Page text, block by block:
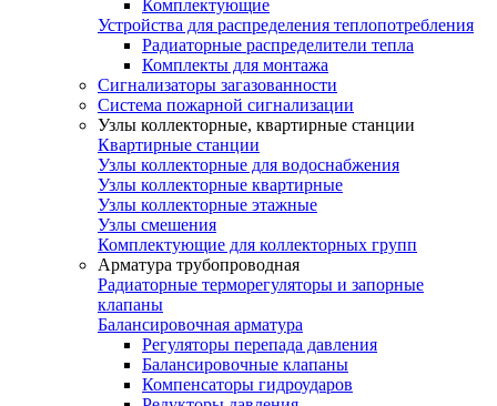
Комплектующие
Устройства для распределения теплопотребления
Радиаторные распределители тепла
Комплекты для монтажа
Сигнализаторы загазованности
Система пожарной сигнализации
Узлы коллекторные, квартирные станции
Квартирные станции
Узлы коллекторные для водоснабжения
Узлы коллекторные квартирные
Узлы коллекторные этажные
Узлы смешения
Комплектующие для коллекторных групп
Арматура трубопроводная
Радиаторные терморегуляторы и запорные
клапаны
Балансировочная арматура
Регуляторы перепада давления
Балансировочные клапаны
Компенсаторы гидроударов